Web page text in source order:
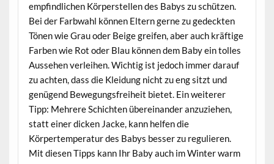
empfindlichen Körperstellen des Babys zu schützen.
Bei der Farbwahl können Eltern gerne zu gedeckten
Tönen wie Grau oder Beige greifen, aber auch kräftige
Farben wie Rot oder Blau können dem Baby ein tolles
Aussehen verleihen. Wichtig ist jedoch immer darauf
zu achten, dass die Kleidung nicht zu eng sitzt und
genügend Bewegungsfreiheit bietet. Ein weiterer
Tipp: Mehrere Schichten übereinander anzuziehen,
statt einer dicken Jacke, kann helfen die
Körpertemperatur des Babys besser zu regulieren.
Mit diesen Tipps kann Ihr Baby auch im Winter warm